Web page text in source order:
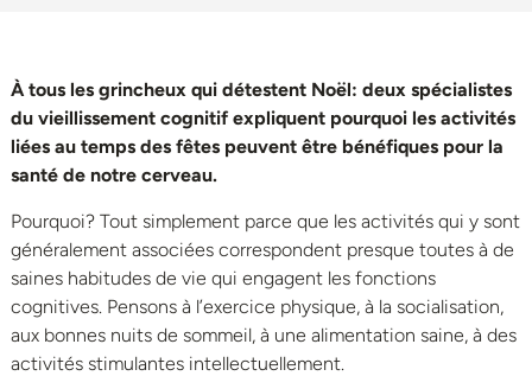
À tous les grincheux qui détestent Noël: deux spécialistes
du vieillissement cognitif expliquent pourquoi les activités
liées au temps des fêtes peuvent être bénéfiques pour la
santé de notre cerveau.
Pourquoi? Tout simplement parce que les activités qui y sont
généralement associées correspondent presque toutes à de
saines habitudes de vie qui engagent les fonctions
cognitives. Pensons à l’exercice physique, à la socialisation,
aux bonnes nuits de sommeil, à une alimentation saine, à des
activités stimulantes intellectuellement.